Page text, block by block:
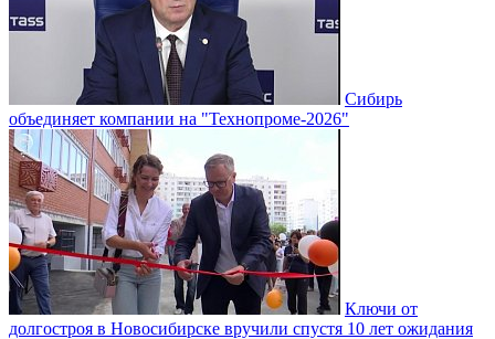
Сибирь
объединяет компании на "Технопроме-2026"
Ключи от
долгостроя в Новосибирске вручили спустя 10 лет ожидания